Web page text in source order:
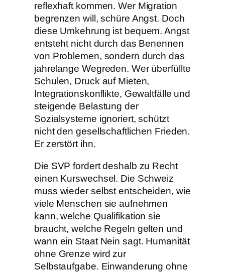
reflexhaft kommen. Wer Migration
begrenzen will, schüre Angst. Doch
diese Umkehrung ist bequem. Angst
entsteht nicht durch das Benennen
von Problemen, sondern durch das
jahrelange Wegreden. Wer überfüllte
Schulen, Druck auf Mieten,
Integrationskonflikte, Gewaltfälle und
steigende Belastung der
Sozialsysteme ignoriert, schützt
nicht den gesellschaftlichen Frieden.
Er zerstört ihn.
Die SVP fordert deshalb zu Recht
einen Kurswechsel. Die Schweiz
muss wieder selbst entscheiden, wie
viele Menschen sie aufnehmen
kann, welche Qualifikation sie
braucht, welche Regeln gelten und
wann ein Staat Nein sagt. Humanität
ohne Grenze wird zur
Selbstaufgabe. Einwanderung ohne